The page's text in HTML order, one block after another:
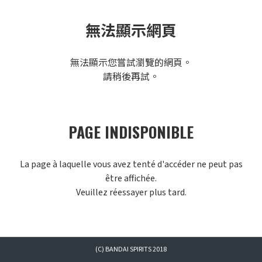
無法顯示網頁
無法顯示您嘗試瀏覽的網頁。
請稍後再試。
PAGE INDISPONIBLE
La page à laquelle vous avez tenté d'accéder ne peut pas
être affichée.
Veuillez réessayer plus tard.
(C) BANDAI SPIRITS 2018